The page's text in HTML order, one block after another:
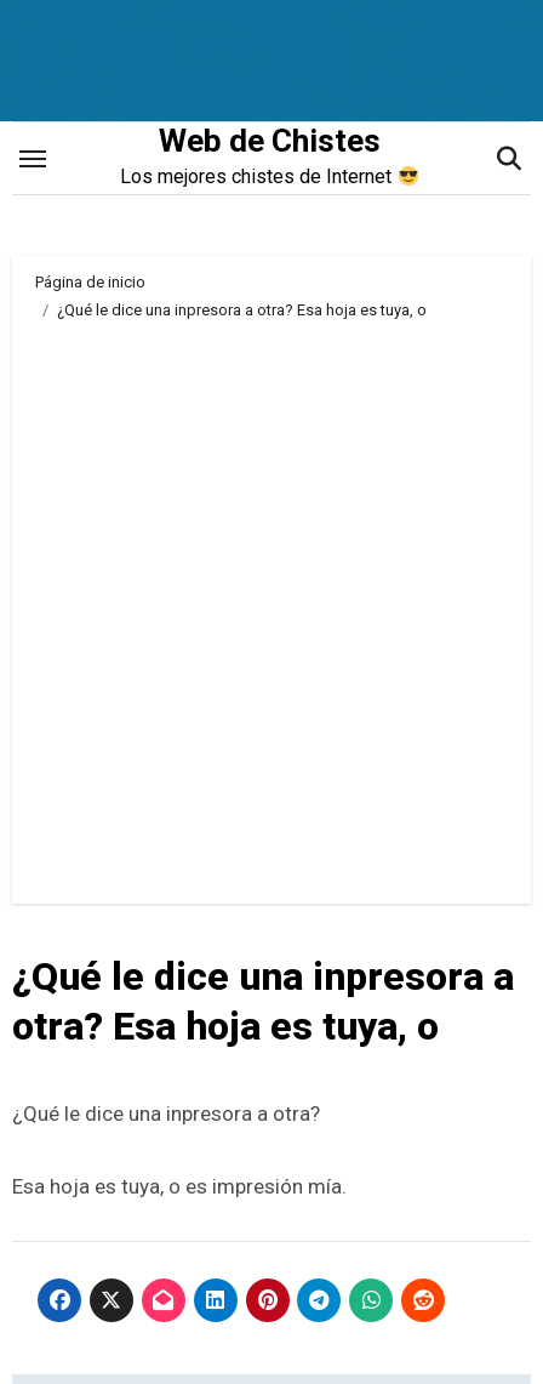
Web de Chistes
Los mejores chistes de Internet
Página de inicio
¿Qué le dice una inpresora a otra? Esa hoja es tuya, o
¿Qué le dice una inpresora a
otra? Esa hoja es tuya, o
¿Qué le dice una inpresora a otra?
Esa hoja es tuya, o es impresión mía.